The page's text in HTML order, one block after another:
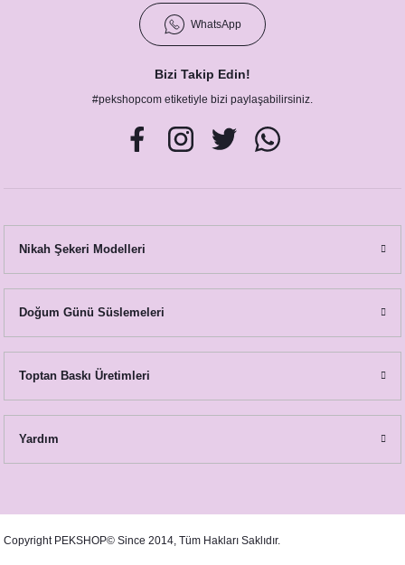
Sevimli Tavşancık Konsept Hediyelik El Kremi
60,00 TL
Sevimli Tavşancık Konsept Lavantalı Kese
25,00 TL
WhatsApp
Bizi Takip Edin!
#pekshopcom etiketiyle bizi paylaşabilirsiniz.
Nikah Şekeri Modelleri
Doğum Günü Süslemeleri
Toptan Baskı Üretimleri
Yardım
Copyright PEKSHOP© Since 2014, Tüm Hakları Saklıdır.